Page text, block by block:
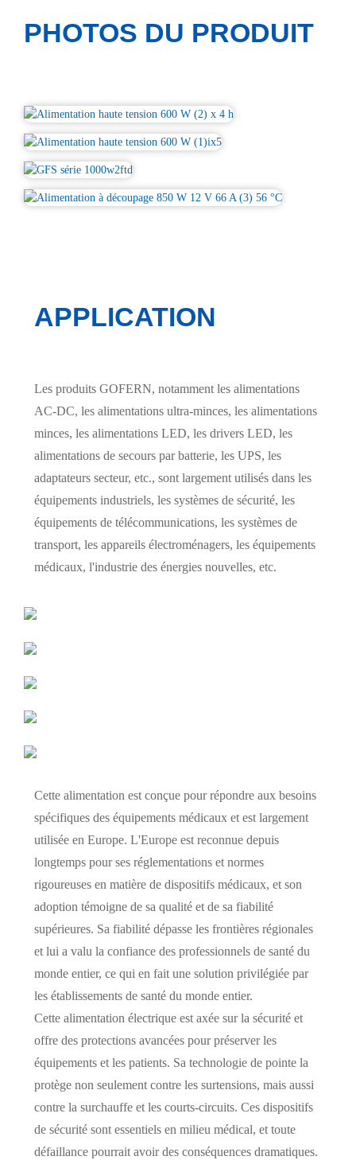
PHOTOS DU PRODUIT
APPLICATION
Les produits GOFERN, notamment les alimentations
AC-DC, les alimentations ultra-minces, les alimentations
minces, les alimentations LED, les drivers LED, les
alimentations de secours par batterie, les UPS, les
adaptateurs secteur, etc., sont largement utilisés dans les
équipements industriels, les systèmes de sécurité, les
équipements de télécommunications, les systèmes de
transport, les appareils électroménagers, les équipements
médicaux, l'industrie des énergies nouvelles, etc.
Cette alimentation est conçue pour répondre aux besoins
spécifiques des équipements médicaux et est largement
utilisée en Europe. L'Europe est reconnue depuis
longtemps pour ses réglementations et normes
rigoureuses en matière de dispositifs médicaux, et son
adoption témoigne de sa qualité et de sa fiabilité
supérieures. Sa fiabilité dépasse les frontières régionales
et lui a valu la confiance des professionnels de santé du
monde entier, ce qui en fait une solution privilégiée par
les établissements de santé du monde entier.
Cette alimentation électrique est axée sur la sécurité et
offre des protections avancées pour préserver les
équipements et les patients. Sa technologie de pointe la
protège non seulement contre les surtensions, mais aussi
contre la surchauffe et les courts-circuits. Ces dispositifs
de sécurité sont essentiels en milieu médical, et toute
défaillance pourrait avoir des conséquences dramatiques.